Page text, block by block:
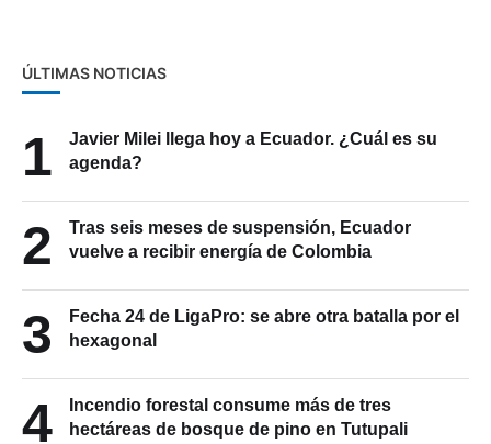
ÚLTIMAS NOTICIAS
1
Javier Milei llega hoy a Ecuador. ¿Cuál es su
agenda?
2
Tras seis meses de suspensión, Ecuador
vuelve a recibir energía de Colombia
3
Fecha 24 de LigaPro: se abre otra batalla por el
hexagonal
4
Incendio forestal consume más de tres
hectáreas de bosque de pino en Tutupali